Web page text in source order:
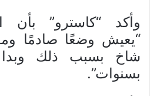
وأكد “كاسترو” بأن
“يعيش وضعًا صادمًا
شاخ بسبب ذلك
بسنوات”.